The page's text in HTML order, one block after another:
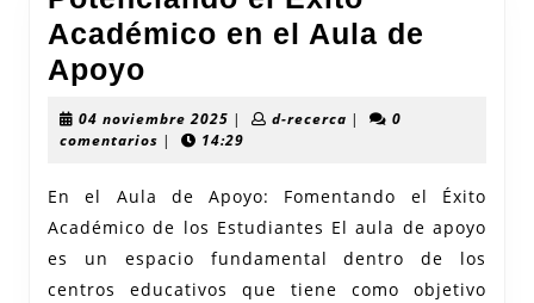
Académico en el Aula de
Apoyo
Éxito
en
el
Aula
04 noviembre 2025 04
noviembre
| d-recercad-|
0
comentarios | 14:29
En el Aula de Apoyo: Fomentando el Éxito
Académico de los Estudiantes El aula de apoyo
es un espacio fundamental dentro de los
centros educativos que tiene como objetivo